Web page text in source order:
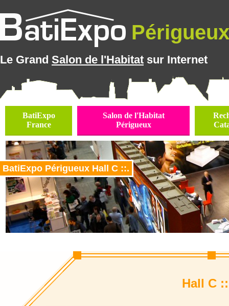
Le Grand Salon de l'Habitat sur Internet
BatiExpo
France
Salon de l'Habitat
Périgueux
BatiExpo Périgueux Hall C ::.
Hall C